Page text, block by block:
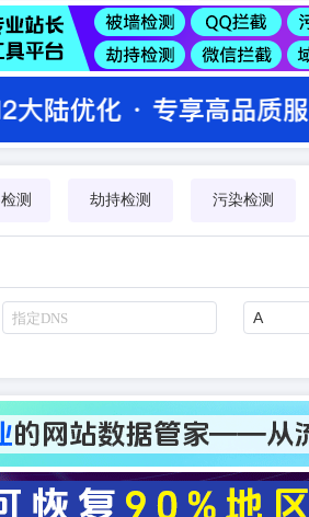
测 劫持检测 污染检测
A